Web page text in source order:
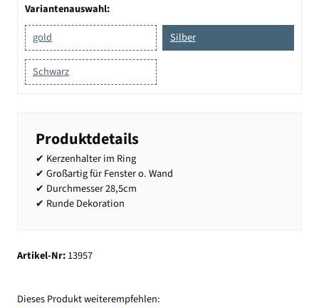
Variantenauswahl:
gold
Silber
Schwarz
Produktdetails
✔ Kerzenhalter im Ring
✔ Großartig für Fenster o. Wand
✔ Durchmesser 28,5cm
✔ Runde Dekoration
Artikel-Nr:13957
Dieses Produkt weiterempfehlen: